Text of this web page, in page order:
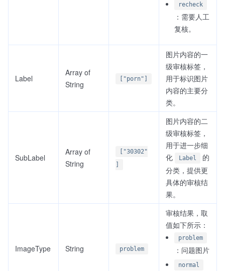
recheck
：需要人工
复核。
Label
Array of
String
["porn"]
图片内容的一
级审核标签，
用于标识图片
内容的主要分
类。
SubLabel
Array of
String
["30302"
]
图片内容的二
级审核标签，
用于进一步细
化
Label
的
分类，提供更
具体的审核结
果。
ImageType String problem
审核结果，取
值如下所示：
problem
：问题图片
normal